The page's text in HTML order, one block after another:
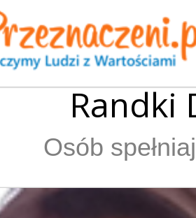
Randki
Osób